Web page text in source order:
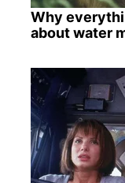
Why
about water